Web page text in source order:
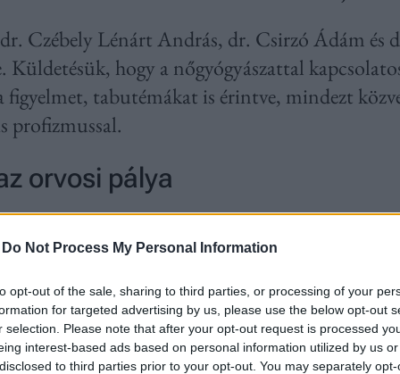
Do Not Process My Personal Information
opt-out of the sale, sharing to third parties, or processing of your
for targeted advertising by us, please use the below opt-out
selection. Please note that after your opt-out request is processed
interest-based ads based on personal information utilized by us
to third parties prior to your opt-out. You may separately
Czébely Lénárt András, dr. Csirzó Ádám és
Küldetésük, hogy a nőgyógyászattal
figyelmet, tabutémákat is érintve, mindezt
profizmussal.
orvosi pálya
által létrehozott
oldal tavaly év
folyamatosan bizonyítják, hogy hatalmas
pályája egyértelműen a szülészet-
évek alatt találtak egymásra, és azóta
is szorosan együttműködnek.